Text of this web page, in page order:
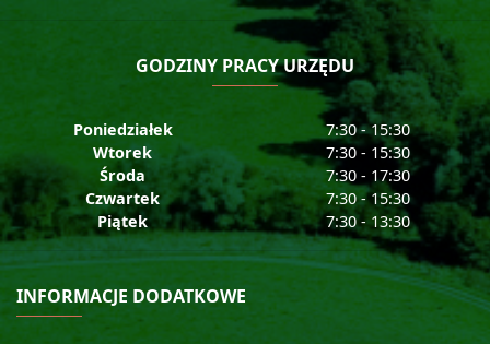
GODZINY PRACY URZĘDU
Poniedziałek
7:30 - 15:30
Wtorek
7:30 - 15:30
Środa
7:30 - 17:30
Czwartek
7:30 - 15:30
Piątek
7:30 - 13:30
INFORMACJE DODATKOWE